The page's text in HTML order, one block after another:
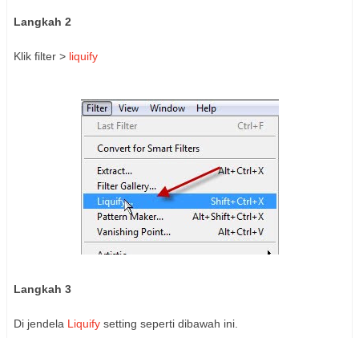
Langkah 2
Klik filter > liquify
Langkah 3
Di jendela Liquify setting seperti dibawah ini.